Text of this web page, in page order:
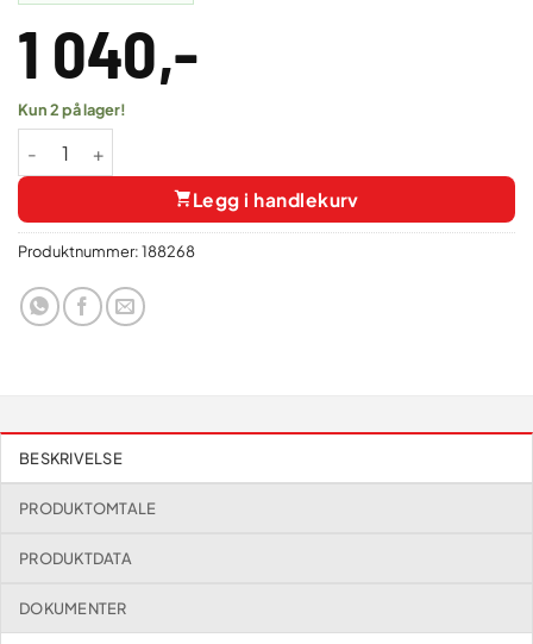
1 040,-
Kun 2 på lager!
Legg i handlekurv
Produktnummer:188268
BESKRIVELSE
PRODUKTOMTALE
PRODUKTDATA
DOKUMENTER